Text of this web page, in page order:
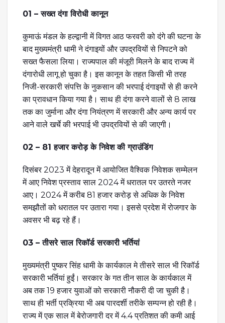
01 – सख्त दंगा विरोधी कानून
कुमाऊं मंडल के हल्द्वानी में विगत आठ फरवरी को दंगे की घटना के
बाद मुख्यमंत्री धामी ने दंगाइयों और उपद्रवियों से निपटने को
सख्त फैसला लिया। राज्यपाल की मंजूरी मिलने के बाद राज्य में
दंगारोधी लागू हो चुका है। इस कानून के तहत किसी भी तरह
निजी-सरकारी संपत्ति के नुकसान की भरपाई दंगाइयों से ही करने
का प्रावधान किया गया है। साथ ही दंगा करने वालों से 8 लाख
तक का जुर्माना और दंगा नियंत्रण में सरकारी और अन्य कार्य पर
आने वाले खर्चे की भरपाई भी उपद्रवियों से की जाएगी।
02 – 81 हजार करोड़ के निवेश की ग्राउंडिंग
दिसंबर 2023 में देहरादून में आयोजित वैश्विक निवेशक सम्मेलन
में आए निवेश प्रस्ताव साल 2024 में धरातल पर उतरते नजर
आए। 2024 में करीब 81 हजार करोड़ से अधिक के निवेश
समझौतों को धरातल पर उतारा गया। इससे प्रदेश में रोजगार के
अवसर भी बढ़ रहे हैं।
03 – तीसरे साल रिकॉर्ड सरकारी भर्तियां
मुख्यमंत्री पुष्कर सिंह धामी के कार्यकाल मे तीसरे साल भी रिकॉर्ड
सरकारी भर्तियां हुईं। सरकार के गत तीन साल के कार्यकाल में
अब तक 19 हजार युवाओं को सरकारी नौकरी दी जा चुकी है।
साथ ही भर्ती प्रक्रिया भी अब पारदर्शी तरीके सम्पन्न हो रही है।
राज्य में एक साल में बेरोजगारी दर में 4.4 प्रतिशत की कमी आई